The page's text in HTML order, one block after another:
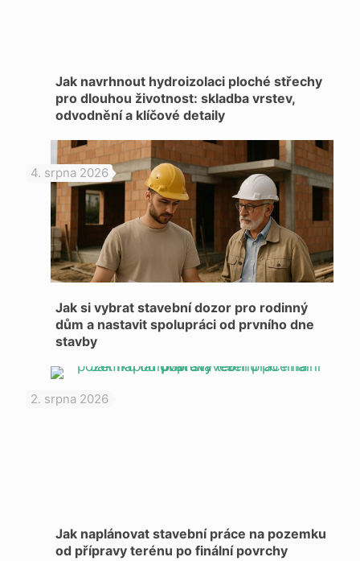
Jak navrhnout hydroizolaci ploché střechy
pro dlouhou životnost: skladba vrstev,
odvodnění a klíčové detaily
4. srpna 2026
Jak si vybrat stavební dozor pro rodinný
dům a nastavit spolupráci od prvního dne
stavby
2. srpna 2026
Jak naplánovat stavební práce na pozemku
od přípravy terénu po finální povrchy